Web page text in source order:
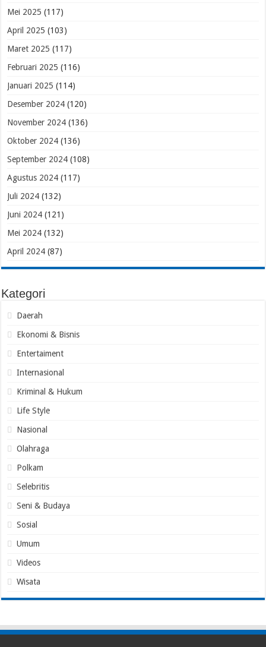
Mei 2025 (117)
April 2025 (103)
Maret 2025 (117)
Februari 2025 (116)
Januari 2025 (114)
Desember 2024 (120)
November 2024 (136)
Oktober 2024 (136)
September 2024 (108)
Agustus 2024 (117)
Juli 2024 (132)
Juni 2024 (121)
Mei 2024 (132)
April 2024 (87)
Kategori
Daerah
Ekonomi & Bisnis
Entertaiment
Internasional
Kriminal & Hukum
Life Style
Nasional
Olahraga
Polkam
Selebritis
Seni & Budaya
Sosial
Umum
Videos
Wisata